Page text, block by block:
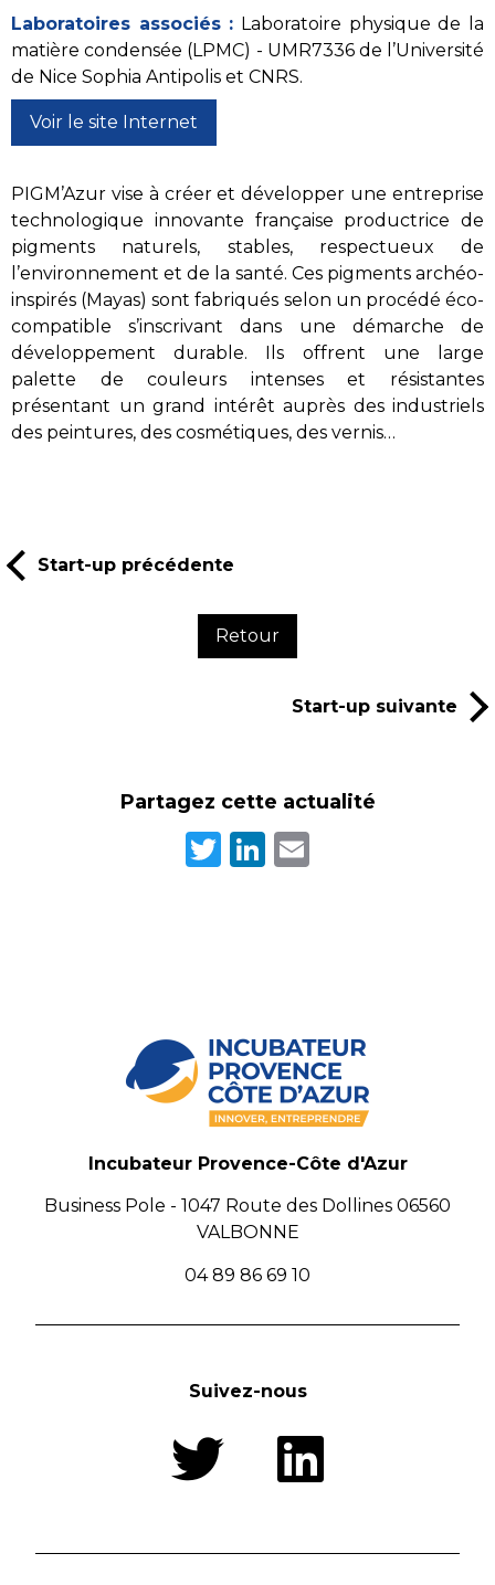
Laboratoires associés : Laboratoire physique de la
matière condensée (LPMC) - UMR7336 de l’Université
de Nice Sophia Antipolis et CNRS.
Voir le site Internet
PIGM’Azur vise à créer et développer une entreprise
technologique innovante française productrice de
pigments naturels, stables, respectueux de
l’environnement et de la santé. Ces pigments archéo-
inspirés (Mayas) sont fabriqués selon un procédé éco-
compatible s’inscrivant dans une démarche de
développement durable. Ils offrent une large
palette de couleurs intenses et résistantes
présentant un grand intérêt auprès des industriels
des peintures, des cosmétiques, des vernis…
Start-up précédente
Retour
Start-up suivante
Partagez cette actualité
Twitter
LinkedIn
Incubateur Provence-Côte d'Azur
Business Pole - 1047 Route des Dollines 06560
VALBONNE
04 89 86 69 10
Suivez-nous